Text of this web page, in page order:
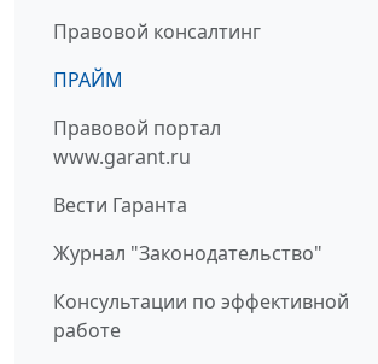
Правовой консалтинг
ПРАЙМ
Правовой портал
www.garant.ru
Вести Гаранта
Журнал "Законодательство"
Консультации по эффективной
работе